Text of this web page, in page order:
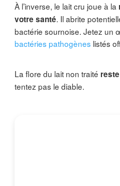
À l’inverse, le lait cru joue à la
votre santé. Il abrite
bactérie sournoise. Jetez un
bactéries pathogènes listés
La flore du lait non traité
tentez pas le diable.